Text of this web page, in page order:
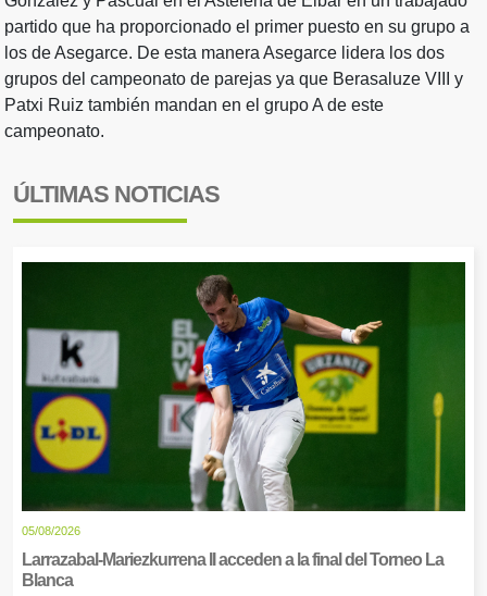
partido que ha proporcionado el primer puesto en su grupo a
los de Asegarce. De esta manera Asegarce lidera los dos
grupos del campeonato de parejas ya que Berasaluze VIII y
Patxi Ruiz también mandan en el grupo A de este
campeonato.
ÚLTIMAS NOTICIAS
05/08/2026
Larrazabal-Mariezkurrena II acceden a la final del Torneo La
Blanca